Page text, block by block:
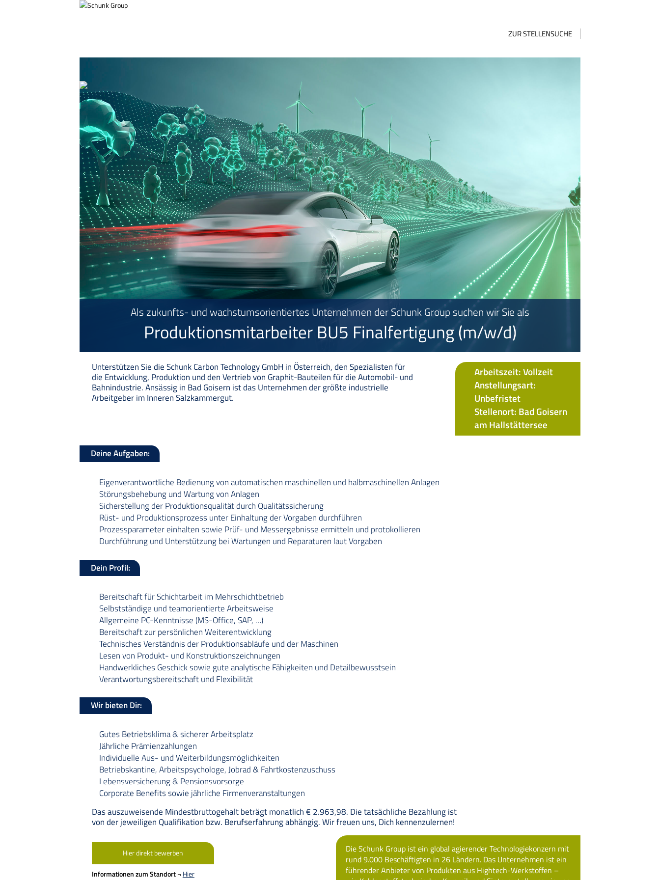
ZUR STELLENSUCHE
Als zukunfts- und wachstumsorientiertes Unternehmen der Schunk Group suchen wir Sie als
Produktionsmitarbeiter BU5 Finalfertigung(m/w/d)
Unterstützen Sie die Schunk Carbon Technology GmbH in Österreich, den Spezialisten für
die Entwicklung, Produktion und den Vertrieb von Graphit-Bauteilen für die Automobil- und
Bahnindustrie. Ansässig in Bad Goisern ist das Unternehmen der größte industrielle
Arbeitgeber im Inneren Salzkammergut.
Arbeitszeit: Vollzeit
Anstellungsart:
Unbefristet
Stellenort: Bad Goisern
am Hallstättersee
Deine Aufgaben:
Eigenverantwortliche Bedienung von automatischen maschinellen und halbmaschinellen Anlagen
Störungsbehebung und Wartung von Anlagen
Sicherstellung der Produktionsqualität durch Qualitätssicherung
Rüst- und Produktionsprozess unter Einhaltung der Vorgaben durchführen
Prozessparameter einhalten sowie Prüf- und Messergebnisse ermitteln und protokollieren
Durchführung und Unterstützung bei Wartungen und Reparaturen laut Vorgaben
Dein Profil:
Bereitschaft für Schichtarbeit im Mehrschichtbetrieb
Selbstständige und teamorientierte Arbeitsweise
Allgemeine PC-Kenntnisse (MS-Office, SAP, …)
Bereitschaft zur persönlichen Weiterentwicklung
Technisches Verständnis der Produktionsabläufe und der Maschinen
Lesen von Produkt- und Konstruktionszeichnungen
Handwerkliches Geschick sowie gute analytische Fähigkeiten und Detailbewusstsein
Verantwortungsbereitschaft und Flexibilität
Wir bieten Dir:
Gutes Betriebsklima & sicherer Arbeitsplatz
Jährliche Prämienzahlungen
Individuelle Aus- und Weiterbildungsmöglichkeiten
Betriebskantine, Arbeitspsychologe, Jobrad & Fahrtkostenzuschuss
Lebensversicherung & Pensionsvorsorge
Corporate Benefits sowie jährliche Firmenveranstaltungen
Das auszuweisende Mindestbruttogehalt beträgt monatlich € 2.963,98. Die tatsächliche Bezahlung ist
von der jeweiligen Qualifikation bzw. Berufserfahrung abhängig. Wir freuen uns, Dich kennenzulernen!
Hier direkt bewerben
Informationen zum Standort¬ Hier
Die Schunk Group ist ein global agierender Technologiekonzern mit
rund 9.000 Beschäftigten in 26 Ländern. Das Unternehmen ist ein
führender Anbieter von Produkten aus Hightech-Werkstoffen –